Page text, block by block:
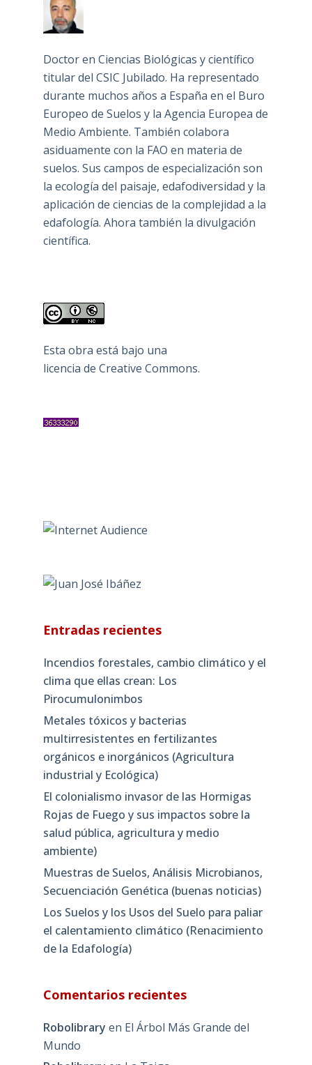
Doctor en Ciencias Biológicas y científico
titular del CSIC Jubilado. Ha representado
durante muchos años a España en el Buro
Europeo de Suelos y la Agencia Europea de
Medio Ambiente. También colabora
asiduamente con la FAO en materia de
suelos. Sus campos de especialización son
la ecología del paisaje, edafodiversidad y la
aplicación de ciencias de la complejidad a la
edafología. Ahora también la divulgación
científica.
Esta obra está bajo una
licencia de Creative Commons.
Entradas recientes
Incendios forestales, cambio climático y el
clima que ellas crean: Los
Pirocumulonimbos
Metales tóxicos y bacterias
multirresistentes en fertilizantes
orgánicos e inorgánicos (Agricultura
industrial y Ecológica)
El colonialismo invasor de las Hormigas
Rojas de Fuego y sus impactos sobre la
salud pública, agricultura y medio
ambiente)
Muestras de Suelos, Análisis Microbianos,
Secuenciación Genética (buenas noticias)
Los Suelos y los Usos del Suelo para paliar
el calentamiento climático (Renacimiento
de la Edafología)
Comentarios recientes
Robolibrary en El Árbol Más Grande del
Mundo